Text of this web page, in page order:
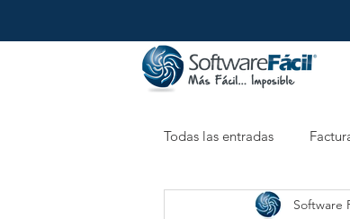
Todas las entradas
Retenciones Electrónicas
Software